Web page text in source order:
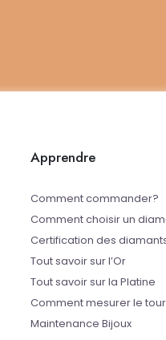
Apprendre
Comment commander?
Comment choisir un
Certification des
Tout savoir sur l’Or
Tout savoir sur la Platine
Comment mesurer le
Maintenance Bijoux